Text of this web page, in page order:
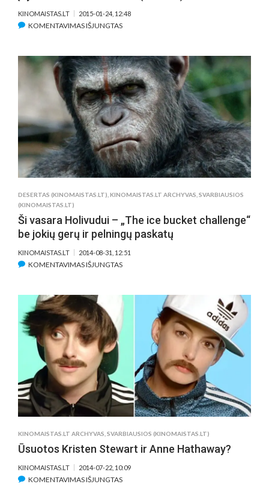
KINOMAISTAS.LT 2015-01-24, 12:48
KOMENTAVIMAS IŠJUNGTASĮRAŠE
APIE
FILMĄ
„TRAUKINIO
APIPLĖŠIMAS,
KURĮ
ĮVYKDĖ
SAULIUS
IR
PAULIUS“
(INTERVIU)
DESERTAS (KINOMAISTAS.LT) KINOMAISTAS.LT ARCHYVAS SVARBIAUSIOS
(KINOMAISTAS.LT)
Ši vasara Holivudui – „The ice bucket challenge“
be jokių gerų ir pelningų paskatų
KINOMAISTAS.LT 2014-08-31, 12:51
KOMENTAVIMAS IŠJUNGTASĮRAŠE
HOLIVUDUI
CHALLENGE“
JOKIŲ
GERŲ
IR
KINOMAISTAS.LT ARCHYVAS SVARBIAUSIOS (KINOMAISTAS.LT)
Ūsuotos Kristen Stewart ir Anne Hathaway?
KINOMAISTAS.LT 2014-07-22, 10:09
KOMENTAVIMAS IŠJUNGTASĮRAŠE